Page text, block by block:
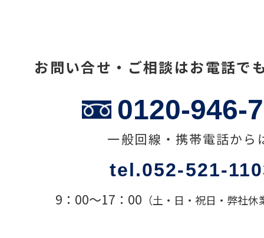
色々な計測器
レベル・勾配測定
お問い合せ・ご相談はお電話で
0120-946-
一般回線・携帯電話から
tel.052-521-
9：00〜17：00 （土・日・祝日・弊社